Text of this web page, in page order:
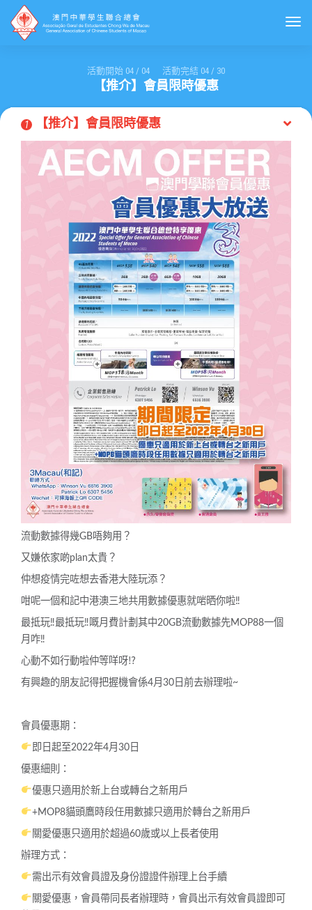
活動開始 04 / 04 活動完結 04 / 30
【推介】會員限時優惠
1 【推介】會員限時優惠
流動數據得幾GB唔夠用？
又嫌依家啲plan太貴？
仲想疫情完咗想去香港大陸玩添？
咁呢一個和記中港澳三地共用數據優惠就啱晒你啦‼
最抵玩‼️最抵玩‼ ️嘅月費計劃其中20GB流動數據先MOP88一個
月咋‼
心動不如行動啦仲等咩呀⁉
有興趣的朋友記得把握機會係4月30日前去辦理啦~
會員優惠期：
即日起至2022年4月30日
優惠細則：
優惠只適用於新上台或轉台之新用戶
+MOP8貓頭鷹時段任用數據只適用於轉台之新用戶
關愛優惠只適用於超過60歲或以上長者使用
辦理方式：
需出示有效會員證及身份證證件辦理上台手續
關愛優惠，會員帶同長者辦理時，會員出示有效會員證即可